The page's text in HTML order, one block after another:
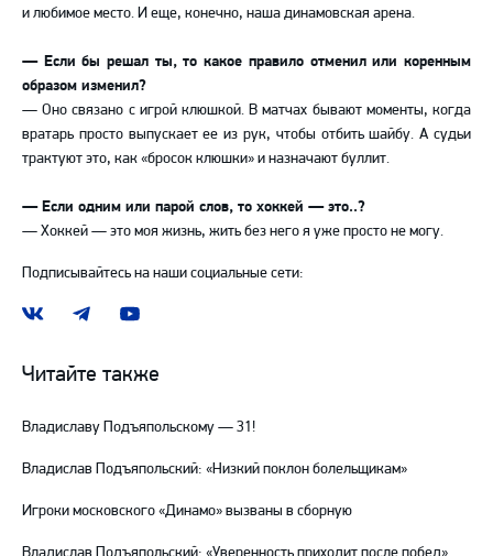
и любимое место. И еще, конечно, наша динамовская арена.
— Если бы решал ты, то какое правило отменил или коренным
образом изменил?
— Оно связано с игрой клюшкой. В матчах бывают моменты, когда
вратарь просто выпускает ее из рук, чтобы отбить шайбу. А судьи
трактуют это, как «бросок клюшки» и назначают буллит.
— Если одним или парой слов, то хоккей — это..?
— Хоккей — это моя жизнь, жить без него я уже просто не могу.
Подписывайтесь на наши социальные сети:
Наша
ВКонтакте
Наш
в
Telegram
Наш
YouTube
Читайте также
Владиславу Подъяпольскому — 31!
Владислав Подъяпольский: «Низкий поклон болельщикам»
Игроки московского «Динамо» вызваны в сборную
Владислав Подъяпольский: «Уверенность приходит после побед»